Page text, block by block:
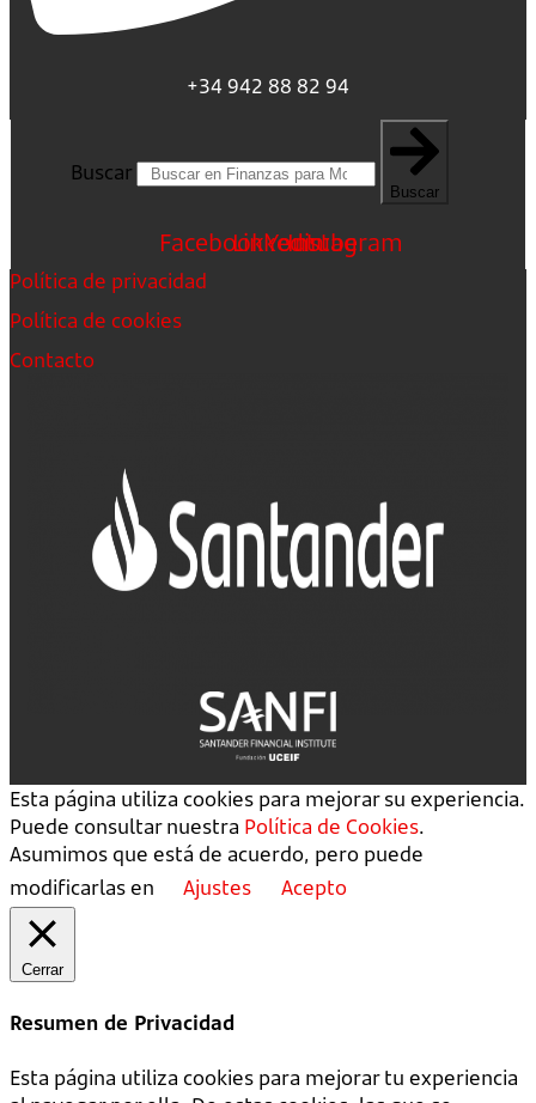
+34 942 88 82 94
Buscar
Buscar
FacebookLinkedin
Youtube
Instagram
Política de privacidad
Política de cookies
Contacto
Esta página utiliza cookies para mejorar su experiencia.
Puede consultar nuestra Política de Cookies.
Asumimos que está de acuerdo, pero puede
modificarlas en
Ajustes Acepto
Cerrar
Resumen de Privacidad
Esta página utiliza cookies para mejorar tu experiencia